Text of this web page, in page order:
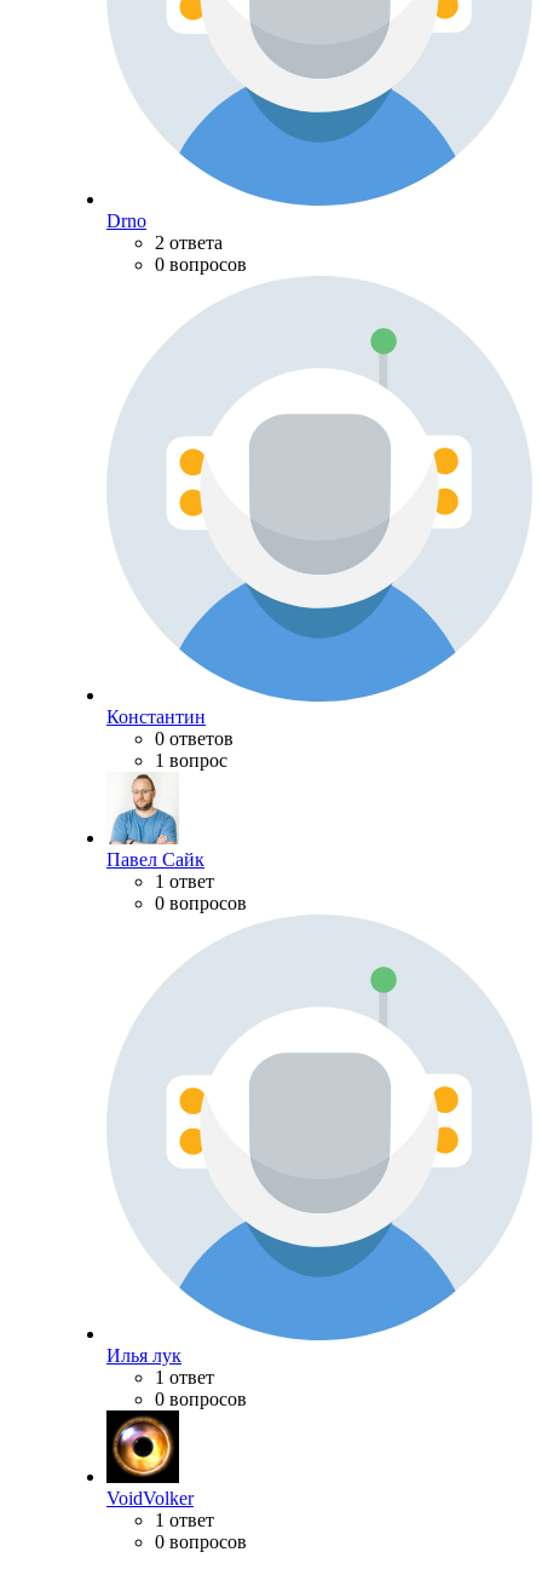
Drno
2 ответа
0 вопросов
Константин
0 ответов
1 вопрос
Павел Сайк
1 ответ
0 вопросов
Илья лук
1 ответ
0 вопросов
VoidVolker
1 ответ
0 вопросов